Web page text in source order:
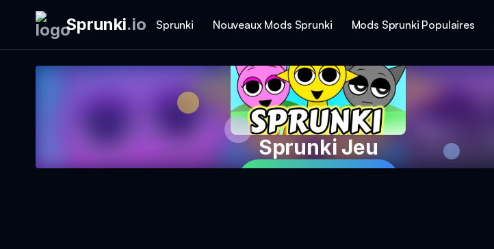
Sprunki.io Sprunki Nouveaux Mods Sprunki Mods Sprunki Populaires
Sprunki Jeu